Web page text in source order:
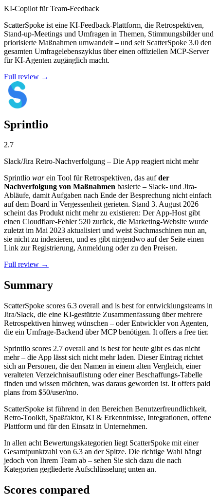
KI-Copilot für Team-Feedback
ScatterSpoke ist eine KI-Feedback-Plattform, die Retrospektiven,
Stand-up-Meetings und Umfragen in Themen, Stimmungsbilder und
priorisierte Maßnahmen umwandelt – und seit ScatterSpoke 3.0 den
gesamten Umfragelebenszyklus über einen offiziellen MCP-Server
für KI-Agenten zugänglich macht.
Full review →
Sprintlio
2.7
Slack/Jira Retro-Nachverfolgung – Die App reagiert nicht mehr
Sprintlio warein Tool für Retrospektiven, das aufder
Nachverfolgung von Maßnahmen basierte – Slack- und Jira-
Abläufe, damit Aufgaben nach Ende der Besprechung nicht einfach
auf dem Board in Vergessenheit gerieten. Stand 3. August 2026
scheint das Produkt nicht mehr zu existieren: Der App-Host gibt
einen Cloudflare-Fehler 520 zurück, die Marketing-Website wurde
zuletzt im Mai 2023 aktualisiert und weist Suchmaschinen nun an,
sie nicht zu indexieren, und es gibt nirgendwo auf der Seite einen
Link zur Registrierung, Anmeldung oder zu den Preisen.
Full review →
Summary
ScatterSpoke scores 6.3 overall and is best for entwicklungsteams in
Jira/Slack, die eine KI-gestützte Zusammenfassung über mehrere
Retrospektiven hinweg wünschen – oder Entwickler von Agenten,
die ein Umfrage-Backend über MCP benötigen. It offers a free tier.
Sprintlio scores 2.7 overall and is best for heute gibt es das nicht
mehr – die App lässt sich nicht mehr laden. Dieser Eintrag richtet
sich an Personen, die den Namen in einem alten Vergleich, einer
veralteten Verzeichnisauflistung oder einer Beschaffungs-Tabelle
finden und wissen möchten, was daraus geworden ist. It offers paid
plans from $50/user/mo.
ScatterSpoke ist führend in den Bereichen Benutzerfreundlichkeit,
Retro-Toolkit, Spaßfaktor, KI & Erkenntnisse, Integrationen, offene
Plattform und für den Einsatz in Unternehmen.
In allen acht Bewertungskategorien liegt ScatterSpoke mit einer
Gesamtpunktzahl von 6.3 an der Spitze. Die richtige Wahl hängt
jedoch von Ihrem Team ab – sehen Sie sich dazu die nach
Kategorien gegliederte Aufschlüsselung unten an.
Scores compared